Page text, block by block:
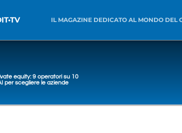
IL MAGAZINE DEDICATO AL MONDO DEL
equity: 9 operatori su 10
per scegliere le aziende